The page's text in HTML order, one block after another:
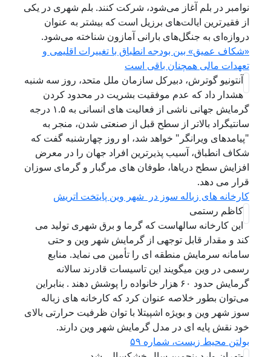
نوامبر در بلم آغاز می‌شود، شرکت کنند. بلم شهری در یکی
از فقیرترین ایالت‌های برزیل است که بیشتر به عنوان
دروازه‌ای به جنگل‌های بارانی آمازون شناخته می‌شود.
«شکاف عمیق» بین بودجه انطباق با تغییرات اقلیمی و
تعهدات مالی همچنان باقی است
آنتونیو گوترش، دبیرکل سازمان ملل متحد، روز سه شنبه
هشدار داد که عدم موفقیت بشریت در محدود کردن
گرمایش جهانی ناشی از فعالیت های انسانی به ۱.۵ درجه
سانتیگراد بالاتر از سطح قبل از صنعتی شدن، منجر به
"پیامدهای ویرانگر" خواهد شد، او روز چهارشنبه گفت که
شکاف انطباق، آسیب پذیرترین افراد جهان را در معرض
افزایش سطح دریاها، طوفان های مرگبار و گرمای سوزان
قرار می دهد.
کارخانه های زباله سوز در شهر وین پایتخت اتریش
کاظم رستمی
این کارخانه سالهاست که گرما و برق شهری تولید می
کند و مقدار قابل توجهی از گرمایش شهر وین و حتی
سامانه سرمایش منطقه ای را تأمین می نماید. منابع
رسمی در وین میگویند این تاسیسات قادرند سالانه
گرمایش حدود ۶۰ هزار خانواده را پوشش دهند . بنابراین
می‌توان بطور خلاصه عنوان کرد که کارخانه های زباله
سوز شهر وین و بویژه اشپیتلا با توان ظرفیت حرارتی بالای
خود نقش پایه ای در مدل گرمایش شهر وین دارند.
بولتن محیط زیست، شماره ۵۹